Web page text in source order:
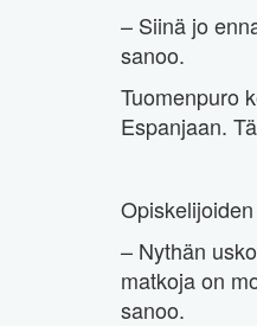
– Siinä jo
sanoo.
Tuomenpuro
Espanjaan.
– Nythän
matkoja on
sanoo.